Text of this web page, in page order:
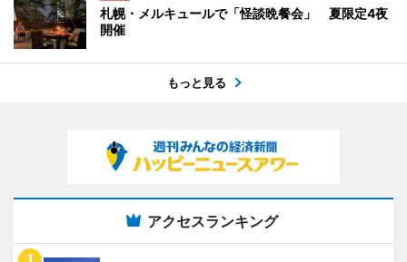
札幌・メルキュールで「怪談晩餐会」 夏限定4夜
開催
もっと見る
アクセスランキング